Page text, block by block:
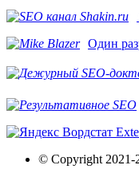
​Один
© Copyright 2021-